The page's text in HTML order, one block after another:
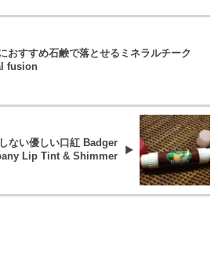
おすすめ石鹸で落とせるミネラルチーク
fusion
ない優しい口紅 Badger
Lip Tint & Shimmer